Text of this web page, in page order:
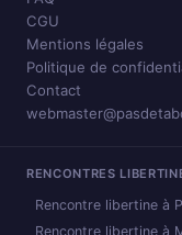
CGU
Mentions légales
Politique de
Contact
RENCONTRES
Rencontre libertine à
Rencontre libertine à